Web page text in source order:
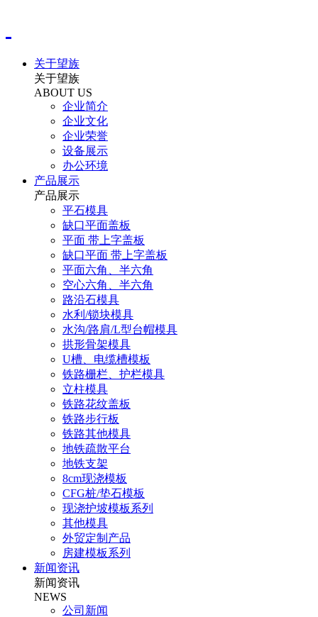
关于望族
关于望族
ABOUT US
企业简介
企业文化
企业荣誉
设备展示
办公环境
产品展示
产品展示
平石模具
缺口平面盖板
平面 带上字盖板
缺口平面 带上字盖板
平面六角、半六角
空心六角、半六角
路沿石模具
水利/锁块模具
水沟/路肩/L型台帽模具
拱形骨架模具
U槽、电缆槽模板
铁路栅栏、护栏模具
立柱模具
铁路花纹盖板
铁路步行板
铁路其他模具
地铁疏散平台
地铁支架
8cm现浇模板
CFG桩/垫石模板
现浇护坡模板系列
其他模具
外贸定制产品
房建模板系列
新闻资讯
新闻资讯
NEWS
公司新闻